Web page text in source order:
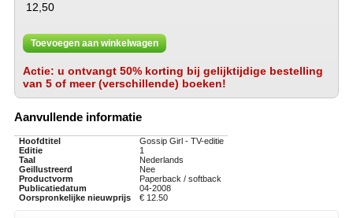
 12,50
Toevoegen aan winkelwagen
Actie: u ontvangt 50% korting bij gelijktijdige bestelling
van 5 of meer (verschillende) boeken!
Aanvullende informatie
Hoofdtitel
Gossip Girl - TV-editie
Editie
1
Taal
Nederlands
Geillustreerd
Nee
Productvorm
Paperback / softback
Publicatiedatum
04-2008
Oorspronkelijke nieuwprijs
€ 12.50